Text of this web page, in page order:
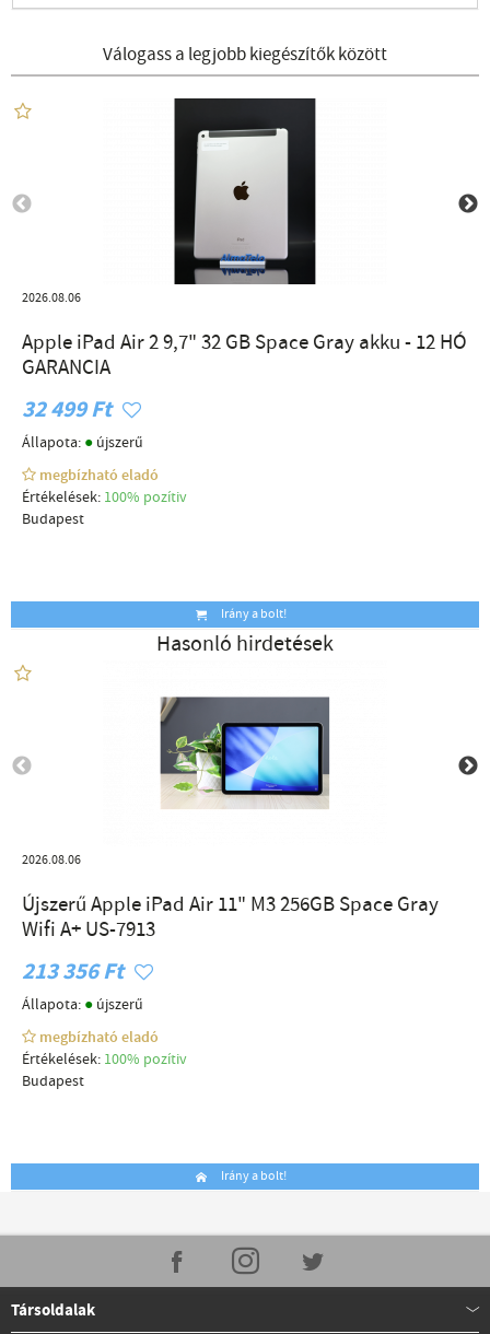
Válogass a legjobb kiegészítők között
2026.08.06
Apple iPad Air 2 9,7" 32 GB Space Gray akku - 12 HÓ
GARANCIA
32 499 Ft
Állapota: ● újszerű
megbízható eladó
Értékelések: 100% pozítiv
Budapest
Irány a bolt!
Hasonló hirdetések
2026.08.06
Újszerű Apple iPad Air 11" M3 256GB Space Gray
Wifi A+ US-7913
213 356 Ft
Állapota: ● újszerű
megbízható eladó
Értékelések: 100% pozítiv
Budapest
Irány a bolt!
Társoldalak